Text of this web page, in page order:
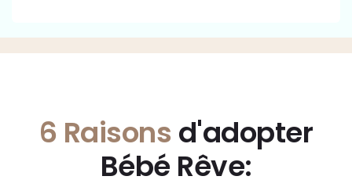
6 Raisons d'adopter
Bébé Rêve: